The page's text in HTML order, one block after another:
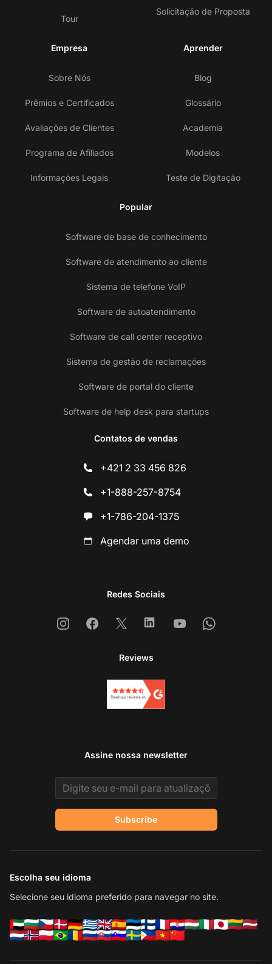
Tour
Solicitação de Proposta
Empresa
Sobre Nós
Prêmios e Certificados
Avaliações de Clientes
Programa de Afiliados
Informações Legais
Aprender
Blog
Glossário
Academia
Modelos
Teste de Digitação
Popular
Software de base de conhecimento
Software de atendimento ao cliente
Sistema de telefone VoIP
Software de autoatendimento
Software de call center receptivo
Sistema de gestão de reclamações
Software de portal do cliente
Software de help desk para startups
Contatos de vendas
+421 2 33 456 826
+1-888-257-8754
+1-786-204-1375
Agendar uma demo
Redes Sociais
InstagramFacebook
X LinkedinYoutubeWhatsapp
Reviews
Assine nossa newsletter
Email address
Subscribe
Escolha seu idioma
Selecione seu idioma preferido para navegar no site.